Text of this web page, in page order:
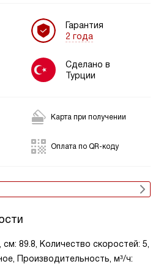
Гарантия
2 года
Сделано в
Турции
Карта при получении
Оплата по QR-коду
89.8, Количество скоростей: 5,
Производительность, м³/ч: